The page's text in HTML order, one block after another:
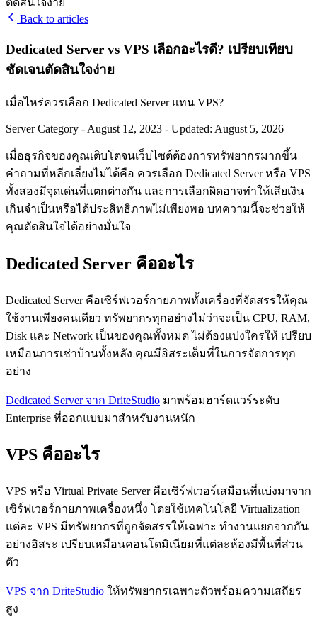
Back to articles
Dedicated Server vs VPS เลือกอะไรดี? เปรียบเทียบ
ชัดเจนตัดสินใจง่าย
เมื่อไหร่ควรเลือก Dedicated Server แทน VPS?
Server Category - August 12, 2023 - Updated: August 5, 2026
เมื่อธุรกิจของคุณเติบโตจนเว็บไซต์ต้องการทรัพยากรมากขึ้น
คำถามที่หลีกเลี่ยงไม่ได้คือ ควรเลือก Dedicated Server หรือ VPS
ทั้งสองมีจุดเด่นที่แตกต่างกัน และการเลือกผิดอาจทำให้เสียเงิน
เกินจำเป็นหรือได้ประสิทธิภาพไม่เพียงพอ บทความนี้จะช่วยให้
คุณตัดสินใจได้อย่างมั่นใจ
Dedicated Server คืออะไร
Dedicated Server คือเซิร์ฟเวอร์กายภาพทั้งเครื่องที่จัดสรรให้คุณ
ใช้งานเพียงคนเดียว ทรัพยากรทุกอย่างไม่ว่าจะเป็น CPU, RAM,
Disk และ Network เป็นของคุณทั้งหมด ไม่ต้องแบ่งใครให้ เปรียบ
เหมือนการเช่าบ้านทั้งหลัง คุณมีอิสระเต็มที่ในการจัดการทุก
อย่าง
Dedicated Server จาก DriteStudio มาพร้อมฮาร์ดแวร์ระดับ
Enterprise ที่ออกแบบมาสำหรับงานหนัก
VPS คืออะไร
VPS หรือ Virtual Private Server คือเซิร์ฟเวอร์เสมือนที่แบ่งมาจาก
เซิร์ฟเวอร์กายภาพเครื่องหนึ่ง โดยใช้เทคโนโลยี Virtualization
แต่ละ VPS มีทรัพยากรที่ถูกจัดสรรให้เฉพาะ ทำงานแยกจากกัน
อย่างอิสระ เปรียบเหมือนคอนโดมิเนียมที่แต่ละห้องมีพื้นที่ส่วน
ตัว
VPS จาก DriteStudio ให้ทรัพยากรเฉพาะตัวพร้อมความเสถียร
สูง